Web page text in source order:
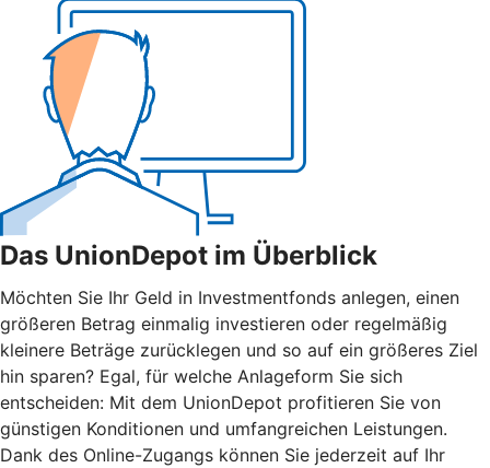
Das UnionDepot im Überblick
Möchten Sie Ihr Geld in Investmentfonds anlegen, einen
größeren Betrag einmalig investieren oder regelmäßig
kleinere Beträge zurücklegen und so auf ein größeres Ziel
hin sparen? Egal, für welche Anlageform Sie sich
entscheiden: Mit dem UnionDepot profitieren Sie von
günstigen Konditionen und umfangreichen Leistungen.
Dank des Online-Zugangs können Sie jederzeit auf Ihr